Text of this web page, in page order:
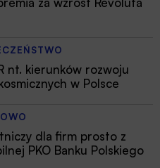
nt. kierunków rozwoju
w Polsce
dla firm prosto z
PKO Banku Polskiego